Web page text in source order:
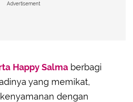
Advertisement
Happy Salma berbagi
yang memikat,
dengan